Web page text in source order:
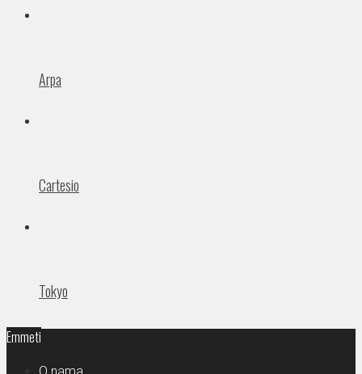
Arpa
Cartesio
Tokyo
Emmeti
O nama